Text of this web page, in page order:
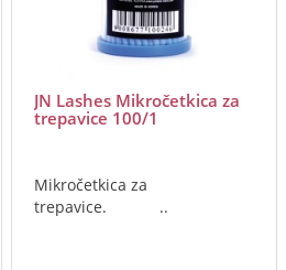
JN Lashes Mikročetkica za
trepavice 100/1
Mikročetkica za
trepavice. ..